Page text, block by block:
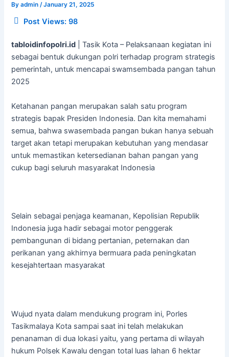
Byadmin /January 21, 2025
Post Views: 98
tabloidinfopolri.id | Tasik Kota – Pelaksanaan kegiatan ini
sebagai bentuk dukungan polri terhadap program strategis
pemerintah, untuk mencapai swamsembada pangan tahun
2025
Ketahanan pangan merupakan salah satu program
strategis bapak Presiden Indonesia. Dan kita memahami
semua, bahwa swasembada pangan bukan hanya sebuah
target akan tetapi merupakan kebutuhan yang mendasar
untuk memastikan ketersedianan bahan pangan yang
cukup bagi seluruh masyarakat Indonesia
Selain sebagai penjaga keamanan, Kepolisian Republik
Indonesia juga hadir sebagai motor penggerak
pembangunan di bidang pertanian, peternakan dan
perikanan yang akhirnya bermuara pada peningkatan
kesejahtertaan masyarakat
Wujud nyata dalam mendukung program ini, Porles
Tasikmalaya Kota sampai saat ini telah melakukan
penanaman di dua lokasi yaitu, yang pertama di wilayah
hukum Polsek Kawalu dengan total luas lahan 6 hektar